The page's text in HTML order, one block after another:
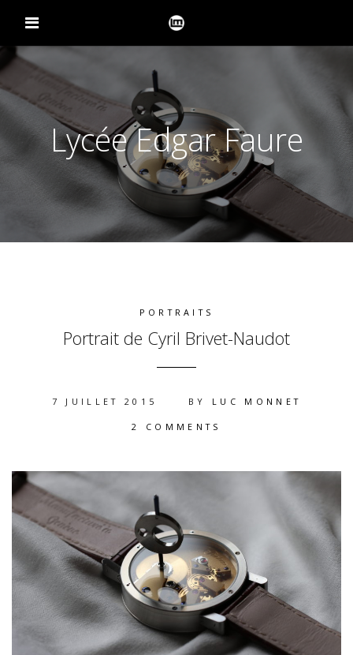
Lycée Edgar Faure
PORTRAITS
Portrait de Cyril Brivet-Naudot
7 JUILLET 2015 BY LUC MONNET
2 COMMENTS